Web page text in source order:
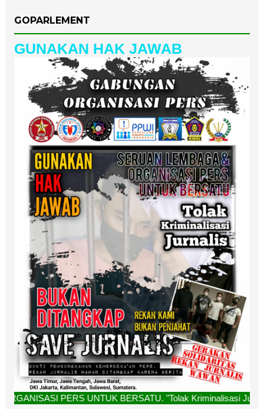
GOPARLEMENT
GUNAKAN HAK JAWAB
PERS UNTUK BERSATU. "Tolak Kriminalisasi Jurnalis,